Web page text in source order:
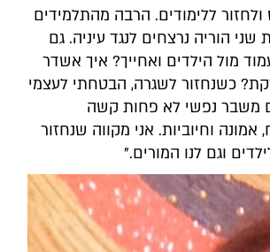
ללימודים. הרבה מהתלמידים
הוריה נרצחים לנגד עיניה. גם
מול הילדים ואחייך? איך אשדר
כשנחזור לשגרה, הבטחתי לעצמי
משבר נפשי לא פחות קשה
וחיוביות. אני מקווה שנחזור
וגם לנו המורים."